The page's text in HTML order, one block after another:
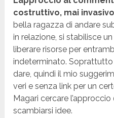
costruttivo, mai
bella ragazza di andare
in relazione, si stabilisce
liberare risorse per
indeterminato.
dare, quindi il mio
veri e senza link per un
Magari cercare
scambiarsi idee.